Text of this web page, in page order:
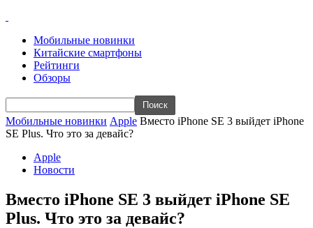
Мобильные новинки
Китайские смартфоны
Рейтинги
Обзоры
Мобильные новинки Apple Вместо iPhone SE 3 выйдет iPhone
SE Plus. Что это за девайс?
Apple
Новости
Вместо iPhone SE 3 выйдет iPhone SE
Plus. Что это за девайс?